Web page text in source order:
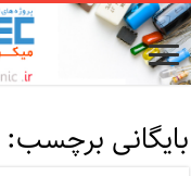
بایگانی برچسب: